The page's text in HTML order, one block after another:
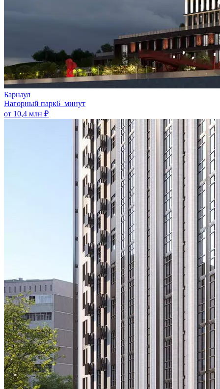
Барнаул
Нагорный парк6 минут
от 10,4 млн ₽